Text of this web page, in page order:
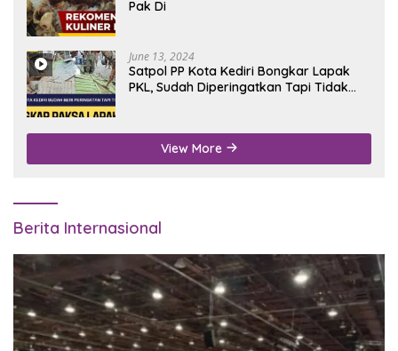
Pak Di
June 13, 2024
Satpol PP Kota Kediri Bongkar Lapak
PKL, Sudah Diperingatkan Tapi Tidak
View More
Berita Internasional